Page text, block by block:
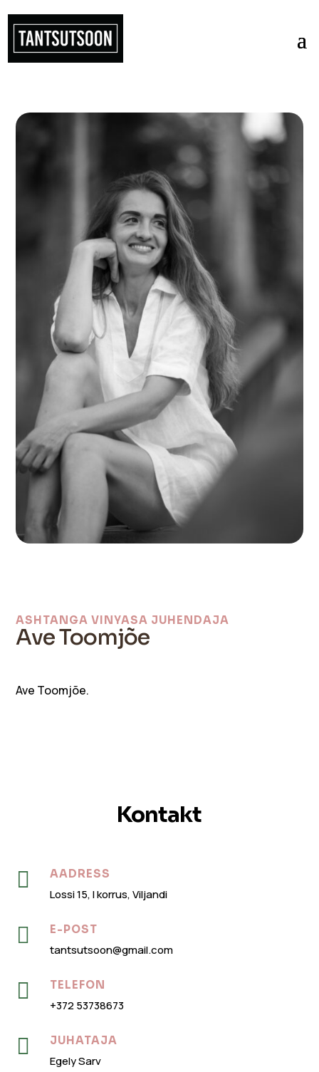
ASHTANGA VINYASA JUHENDAJA
Ave Toomjõe
Ave Toomjõe.
Kontakt
 AADRESS
Lossi 15, I korrus, Viljandi
 E-POST
tantsutsoon@gmail.com
 TELEFON
+372 53738673
 JUHATAJA
Egely Sarv